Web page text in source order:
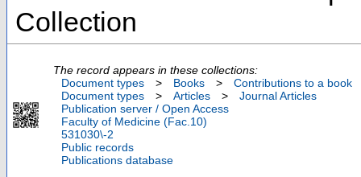
Collection
The record appears in these collections:
Document types
> Books >
Contributions to a book
Document types
> Articles >
Journal Articles
Publication server / Open Access
Faculty of Medicine (Fac.10)
531030\-2
Public records
Publications database